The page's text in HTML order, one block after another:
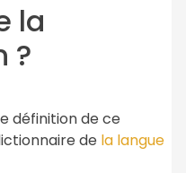
la
?
définition de ce
de la langue